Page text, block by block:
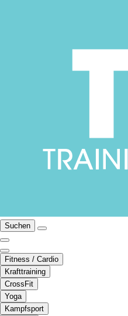
Suchen
Fitness / Cardio
Krafttraining
CrossFit
Yoga
Kampfsport